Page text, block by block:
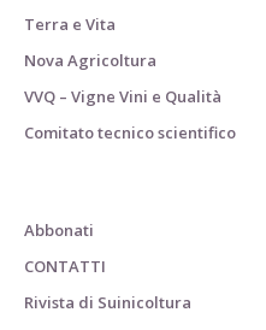
Terra e Vita
Nova Agricoltura
VVQ – Vigne Vini e Qualità
Comitato tecnico scientifico
Abbonati
CONTATTI
Rivista di Suinicoltura